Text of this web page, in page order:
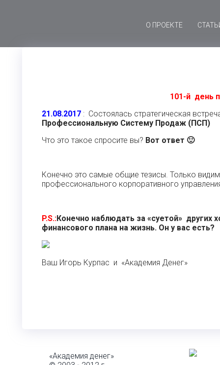
О ПРОЕКТЕ
101-й день
21.08.2017 : Состоялась стратегическая
Профессиональную Систему Продаж (ПСП)
Что это такое спросите вы? Вот ответ 🙂
Конечно это самые общие тезисы. Только
профессионального корпоративного
P.S.:Конечно наблюдать за «суетой» других
финансового плана на жизнь. Он у вас есть?
Ваш Игорь Курпас и «Академия Денег»
«Академия денег»